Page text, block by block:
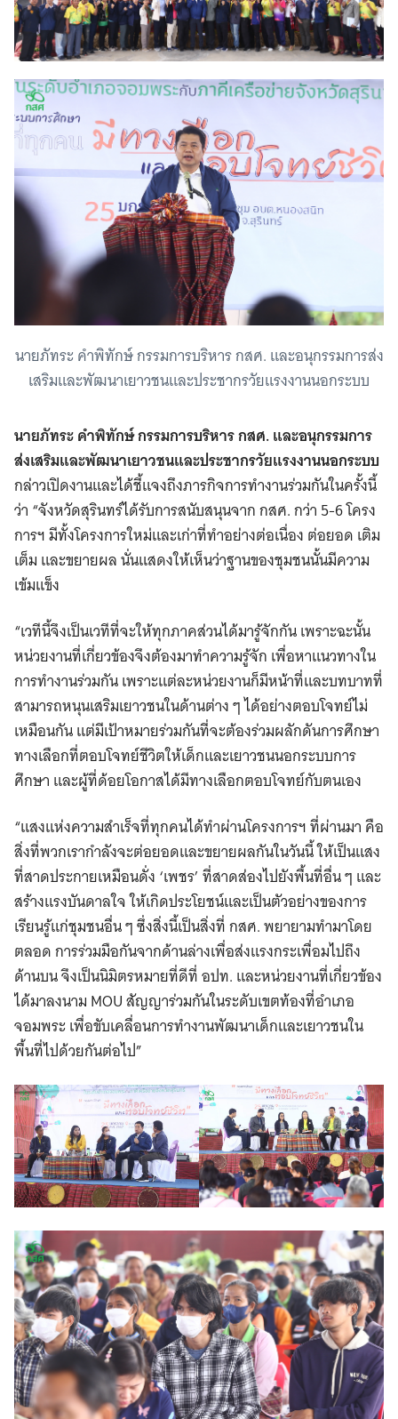
นายภัทระ คำพิทักษ์ กรรมการบริหาร กสศ. และอนุกรรมการส่ง
เสริมและพัฒนาเยาวชนและประชากรวัยแรงงานนอกระบบ
นายภัทระ คำพิทักษ์ กรรมการบริหาร กสศ. และอนุกรรมการ
ส่งเสริมและพัฒนาเยาวชนและประชากรวัยแรงงานนอกระบบ
กล่าวเปิดงานและได้ชี้แจงถึงภารกิจการทำงานร่วมกันในครั้งนี้
ว่า “จังหวัดสุรินทร์ได้รับการสนับสนุนจาก กสศ. กว่า 5-6 โครง
การฯ มีทั้งโครงการใหม่และเก่าที่ทำอย่างต่อเนื่อง ต่อยอด เติม
เต็ม และขยายผล นั่นแสดงให้เห็นว่าฐานของชุมชนนั้นมีความ
เข้มแข็ง
“เวทีนี้จึงเป็นเวทีที่จะให้ทุกภาคส่วนได้มารู้จักกัน เพราะฉะนั้น
หน่วยงานที่เกี่ยวข้องจึงต้องมาทำความรู้จัก เพื่อหาแนวทางใน
การทำงานร่วมกัน เพราะแต่ละหน่วยงานก็มีหน้าที่และบทบาทที่
สามารถหนุนเสริมเยาวชนในด้านต่าง ๆ ได้อย่างตอบโจทย์ไม่
เหมือนกัน แต่มีเป้าหมายร่วมกันที่จะต้องร่วมผลักดันการศึกษา
ทางเลือกที่ตอบโจทย์ชีวิตให้เด็กและเยาวชนนอกระบบการ
ศึกษา และผู้ที่ด้อยโอกาสได้มีทางเลือกตอบโจทย์กับตนเอง
“แสงแห่งความสำเร็จที่ทุกคนได้ทำผ่านโครงการฯ ที่ผ่านมา คือ
สิ่งที่พวกเรากำลังจะต่อยอดและขยายผลกันในวันนี้ ให้เป็นแสง
ที่สาดประกายเหมือนดั่ง ‘เพชร’ ที่สาดส่องไปยังพื้นที่อื่น ๆ และ
สร้างแรงบันดาลใจ ให้เกิดประโยชน์และเป็นตัวอย่างของการ
เรียนรู้แก่ชุมชนอื่น ๆ ซึ่งสิ่งนี้เป็นสิ่งที่ กสศ. พยายามทำมาโดย
ตลอด การร่วมมือกันจากด้านล่างเพื่อส่งแรงกระเพื่อมไปถึง
ด้านบน จึงเป็นนิมิตรหมายที่ดีที่ อปท. และหน่วยงานที่เกี่ยวข้อง
ได้มาลงนาม MOU สัญญาร่วมกันในระดับเขตท้องที่อำเภอ
จอมพระ เพื่อขับเคลื่อนการทำงานพัฒนาเด็กและเยาวชนใน
พื้นที่ไปด้วยกันต่อไป”